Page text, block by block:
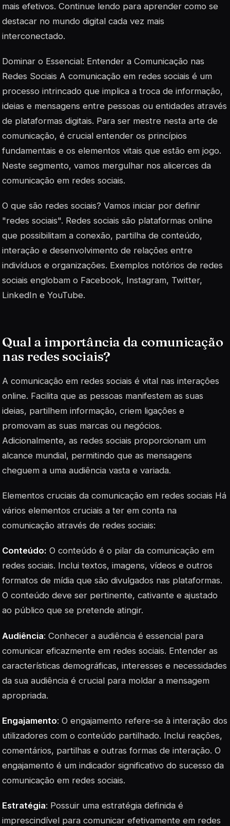
mais efetivos. Continue lendo para aprender como se
destacar no mundo digital cada vez mais
interconectado.
Dominar o Essencial: Entender a Comunicação nas
Redes Sociais A comunicação em redes sociais é um
processo intrincado que implica a troca de informação,
ideias e mensagens entre pessoas ou entidades através
de plataformas digitais. Para ser mestre nesta arte de
comunicação, é crucial entender os princípios
fundamentais e os elementos vitais que estão em jogo.
Neste segmento, vamos mergulhar nos alicerces da
comunicação em redes sociais.
O que são redes sociais? Vamos iniciar por definir
"redes sociais". Redes sociais são plataformas online
que possibilitam a conexão, partilha de conteúdo,
interação e desenvolvimento de relações entre
indivíduos e organizações. Exemplos notórios de redes
sociais englobam o Facebook, Instagram, Twitter,
LinkedIn e YouTube.
Qual a importância da comunicação
nas redes sociais?
A comunicação em redes sociais é vital nas interações
online. Facilita que as pessoas manifestem as suas
ideias, partilhem informação, criem ligações e
promovam as suas marcas ou negócios.
Adicionalmente, as redes sociais proporcionam um
alcance mundial, permitindo que as mensagens
cheguem a uma audiência vasta e variada.
Elementos cruciais da comunicação em redes sociais Há
vários elementos cruciais a ter em conta na
comunicação através de redes sociais:
Conteúdo: O conteúdo é o pilar da comunicação em
redes sociais. Inclui textos, imagens, vídeos e outros
formatos de mídia que são divulgados nas plataformas.
O conteúdo deve ser pertinente, cativante e ajustado
ao público que se pretende atingir.
Audiência: Conhecer a audiência é essencial para
comunicar eficazmente em redes sociais. Entender as
características demográficas, interesses e necessidades
da sua audiência é crucial para moldar a mensagem
apropriada.
Engajamento: O engajamento refere-se à interação dos
utilizadores com o conteúdo partilhado. Inclui reações,
comentários, partilhas e outras formas de interação. O
engajamento é um indicador significativo do sucesso da
comunicação em redes sociais.
Estratégia: Possuir uma estratégia definida é
imprescindível para comunicar efetivamente em redes